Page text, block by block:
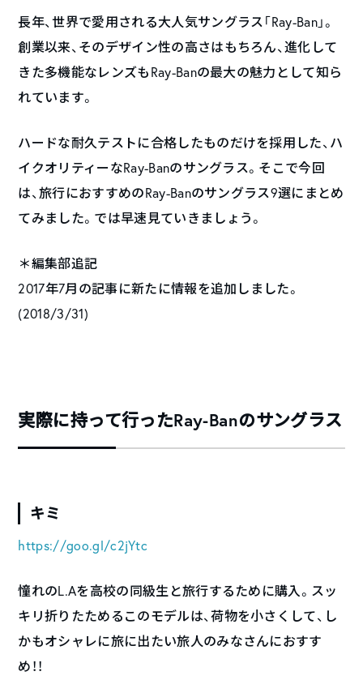
長年、世界で愛用される大人気サングラス「Ray-Ban」。
創業以来、そのデザイン性の高さはもちろん、進化して
きた多機能なレンズもRay-Banの最大の魅力として知ら
れています。
ハードな耐久テストに合格したものだけを採用した、ハ
イクオリティーなRay-Banのサングラス。そこで今回
は、旅行におすすめのRay-Banのサングラス9選にまとめ
てみました。では早速見ていきましょう。
＊編集部追記
2017年7月の記事に新たに情報を追加しました。
(2018/3/31)
実際に持って行ったRay-Banのサングラス
キミ
https://goo.gl/c2jYtc
憧れのL.Aを高校の同級生と旅行するために購入。スッ
キリ折りたためるこのモデルは、荷物を小さくして、し
かもオシャレに旅に出たい旅人のみなさんにおすす
め！！